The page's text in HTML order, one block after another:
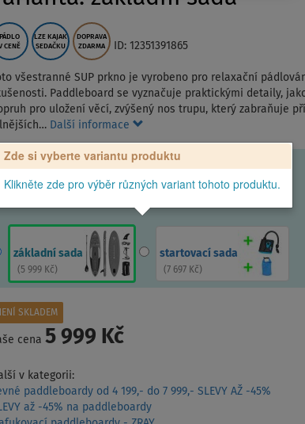
PÁDLO
CENĚ
LZE KAJAK
SEDAČKU
DOPRAVA
ZDARMA
ID: 12351391865
všestranné SUP prkno je vyrobeno pro relaxační
Paddleboard se vyznačuje praktickými detaily,
pro uložení věcí, zvýšený nos trupu, který zabraňuje
Další informace
Zde si vyberte variantu produktu
Klikněte zde pro výběr různých variant tohoto produktu.
základní sada
( 5 999 Kč)
startovací sada
( 7 697 Kč)
SKLADEM
cena 5 999 Kč
v kategorii:
paddleboardy od 4 199,- do 7 999,- SLEVY AŽ -45%
až -45% na paddleboardy